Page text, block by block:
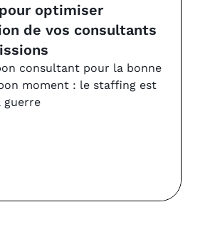
optimiser
de vos consultants
consultant pour la bonne
moment : le staffing est
guerre